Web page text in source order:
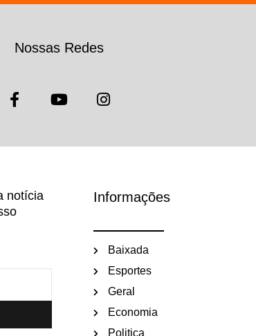
Nossas Redes
notícia
Informações
Baixada
Esportes
Geral
Economia
Politica